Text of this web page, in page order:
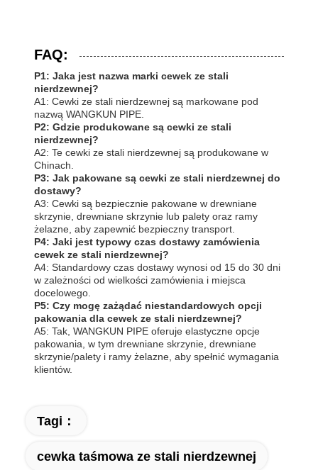
FAQ:
P1: Jaka jest nazwa marki cewek ze stali
nierdzewnej?
A1: Cewki ze stali nierdzewnej są markowane pod
nazwą WANGKUN PIPE.
P2: Gdzie produkowane są cewki ze stali
nierdzewnej?
A2: Te cewki ze stali nierdzewnej są produkowane w
Chinach.
P3: Jak pakowane są cewki ze stali nierdzewnej do
dostawy?
A3: Cewki są bezpiecznie pakowane w drewniane
skrzynie, drewniane skrzynie lub palety oraz ramy
żelazne, aby zapewnić bezpieczny transport.
P4: Jaki jest typowy czas dostawy zamówienia
cewek ze stali nierdzewnej?
A4: Standardowy czas dostawy wynosi od 15 do 30 dni
w zależności od wielkości zamówienia i miejsca
docelowego.
P5: Czy mogę zażądać niestandardowych opcji
pakowania dla cewek ze stali nierdzewnej?
A5: Tak, WANGKUN PIPE oferuje elastyczne opcje
pakowania, w tym drewniane skrzynie, drewniane
skrzynie/palety i ramy żelazne, aby spełnić wymagania
klientów.
Tagi：
cewka taśmowa ze stali nierdzewnej